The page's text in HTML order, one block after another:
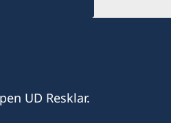
UD Resklar.